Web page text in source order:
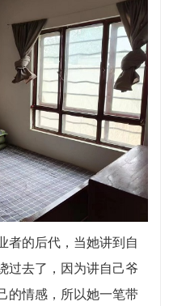
者的后代，当她讲到自
过去了，因为讲自己爷
的情感，所以她一笔带